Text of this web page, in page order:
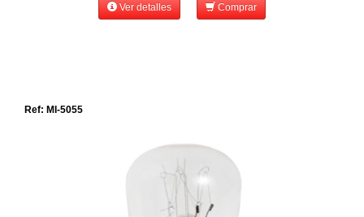
Ver detalles Comprar
Ref: MI-5055